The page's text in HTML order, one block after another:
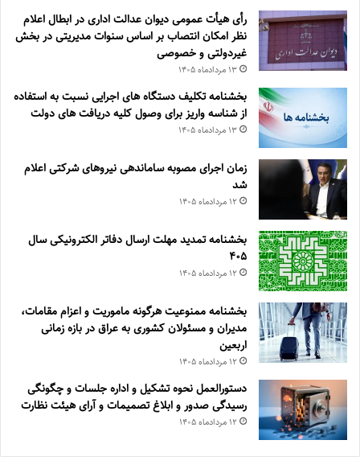
رأی هیأت عمومی دیوان عدالت اداری در ابطال اعلام
نظر امکان انتصاب بر اساس سنوات مدیریتی در بخش
غیردولتی و خصوصی
۱۳ مرداد‌ماه ۱۴۰۵
بخشنامه تکلیف دستگاه های اجرایی نسبت به استفاده
از شناسه واریز برای وصول کلیه دریافت های دولت
۱۳ مرداد‌ماه ۱۴۰۵
زمان اجرای مصوبه ساماندهی نیروهای شرکتی اعلام
شد
۱۲ مرداد‌ماه ۱۴۰۵
بخشنامه تمدید مهلت ارسال دفاتر الکترونیکی سال
۴۰۵
۱۲ مرداد‌ماه ۱۴۰۵
بخشنامه ممنوعیت هرگونه ماموریت و اعزام مقامات،
مدیران و مسئولان کشوری به عراق در بازه زمانی
اربعین
۱۲ مرداد‌ماه ۱۴۰۵
دستورالعمل نحوه تشکیل و اداره جلسات و چگونگی
رسیدگی صدور و ‏ابلاغ تصمیمات و‎ ‎آرای هیئت نظارت
۱۲ مرداد‌ماه ۱۴۰۵